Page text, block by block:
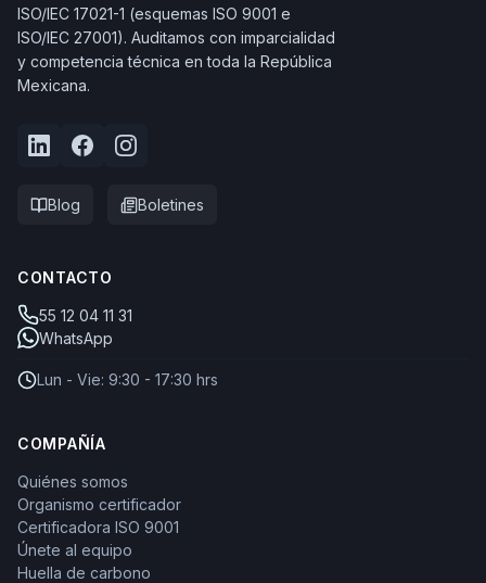
ISO/IEC 17021-1 (esquemas ISO 9001 e
ISO/IEC 27001). Auditamos con imparcialidad
y competencia técnica en toda la República
Mexicana.
Blog Boletines
CONTACTO
55 12 04 11 31
WhatsApp
Lun - Vie: 9:30 - 17:30 hrs
COMPAÑÍA
Quiénes somos
Organismo certificador
Certificadora ISO 9001
Únete al equipo
Huella de carbono